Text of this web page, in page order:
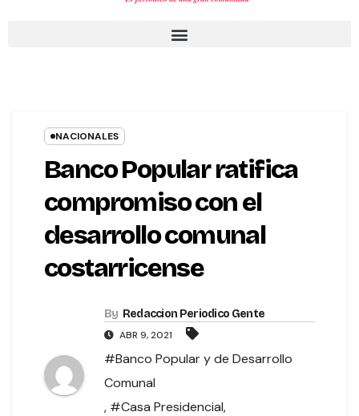
NACIONALES
Banco Popular ratifica
compromiso con el
desarrollo comunal
costarricense
By Redaccion Periodico Gente
ABR 9, 2021
#Banco Popular y de Desarrollo
Comunal
, #Casa Presidencial,